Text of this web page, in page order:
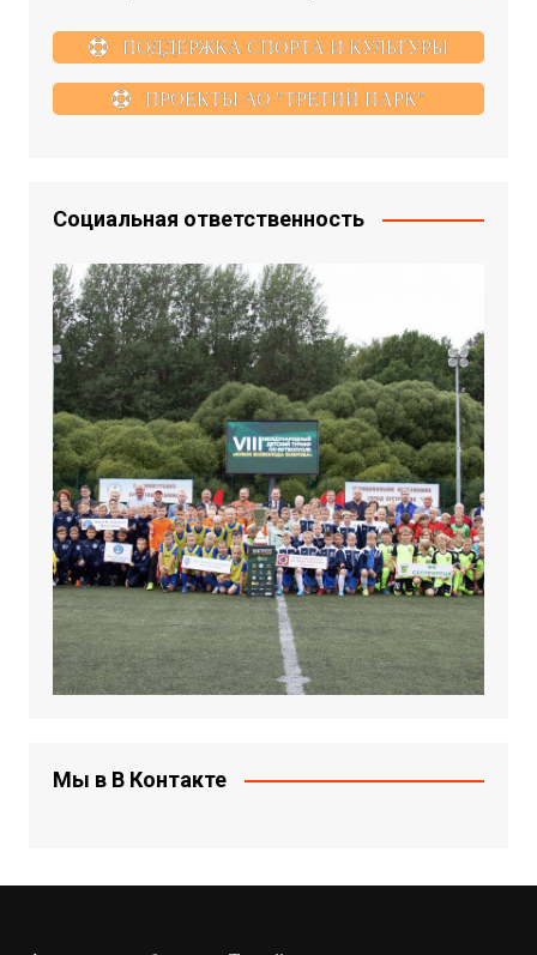
ПОДДЕРЖКА СПОРТА И КУЛЬТУРЫ
ПРОЕКТЫ АО "ТРЕТИЙ ПАРК"
Социальная ответственность
Мы в В Контакте